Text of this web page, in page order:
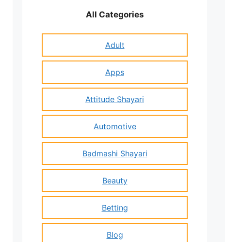
All Categories
Adult
Apps
Attitude Shayari
Automotive
Badmashi Shayari
Beauty
Betting
Blog